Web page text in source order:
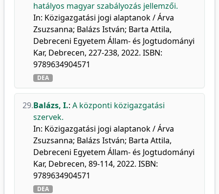
hatályos magyar szabályozás jellemzői.
In: Közigazgatási jogi alaptanok / Árva
Zsuzsanna; Balázs István; Barta Attila,
Debreceni Egyetem Állam- és Jogtudományi
Kar, Debrecen, 227-238, 2022. ISBN:
9789634904571
DEA
29.Balázs, I.: A központi közigazgatási
szervek.
In: Közigazgatási jogi alaptanok / Árva
Zsuzsanna; Balázs István; Barta Attila,
Debreceni Egyetem Állam- és Jogtudományi
Kar, Debrecen, 89-114, 2022. ISBN:
9789634904571
DEA